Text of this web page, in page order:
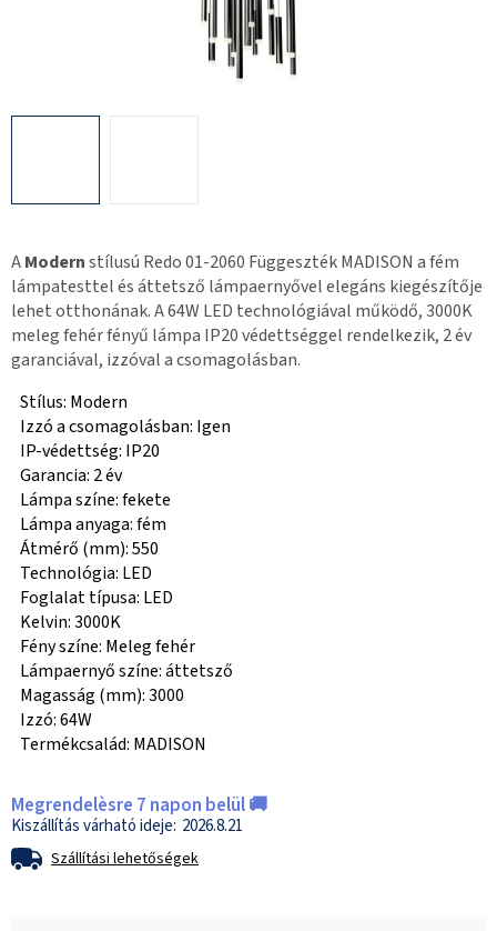
AModernstílusú Redo 01-2060 Függeszték MADISON a fém
lámpatesttel és áttetsző lámpaernyővel elegáns kiegészítője
lehet otthonának. A 64W LED technológiával működő, 3000K
meleg fehér fényű lámpa IP20 védettséggel rendelkezik, 2 év
garanciával, izzóval a csomagolásban.
Stílus: Modern
Izzó a csomagolásban: Igen
IP-védettség: IP20
Garancia: 2 év
Lámpa színe: fekete
Lámpa anyaga: fém
Átmérő (mm): 550
Technológia: LED
Foglalat típusa: LED
Kelvin: 3000K
Fény színe: Meleg fehér
Lámpaernyő színe: áttetsző
Magasság (mm): 3000
Izzó: 64W
Termékcsalád: MADISON
Megrendelèsre 7 napon belül 🚚
2026.8.21
Szállítási lehetőségek